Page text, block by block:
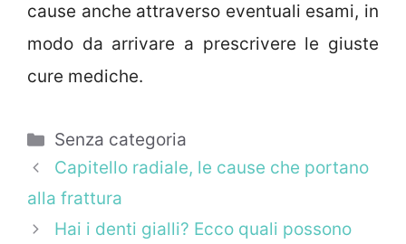
cause anche attraverso eventuali esami, in
modo da arrivare a prescrivere le giuste
cure mediche.
Categorie
Senza categoria
Capitello radiale, le cause che portano
alla frattura
Hai i denti gialli? Ecco quali possono